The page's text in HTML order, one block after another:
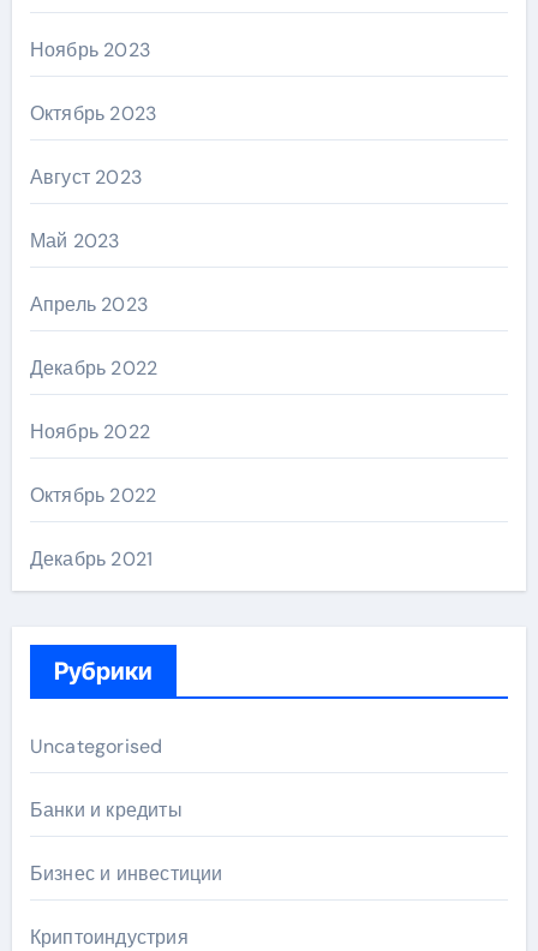
Ноябрь 2023
Октябрь 2023
Август 2023
Май 2023
Апрель 2023
Декабрь 2022
Ноябрь 2022
Октябрь 2022
Декабрь 2021
Рубрики
Uncategorised
Банки и кредиты
Бизнес и инвестиции
Криптоиндустрия